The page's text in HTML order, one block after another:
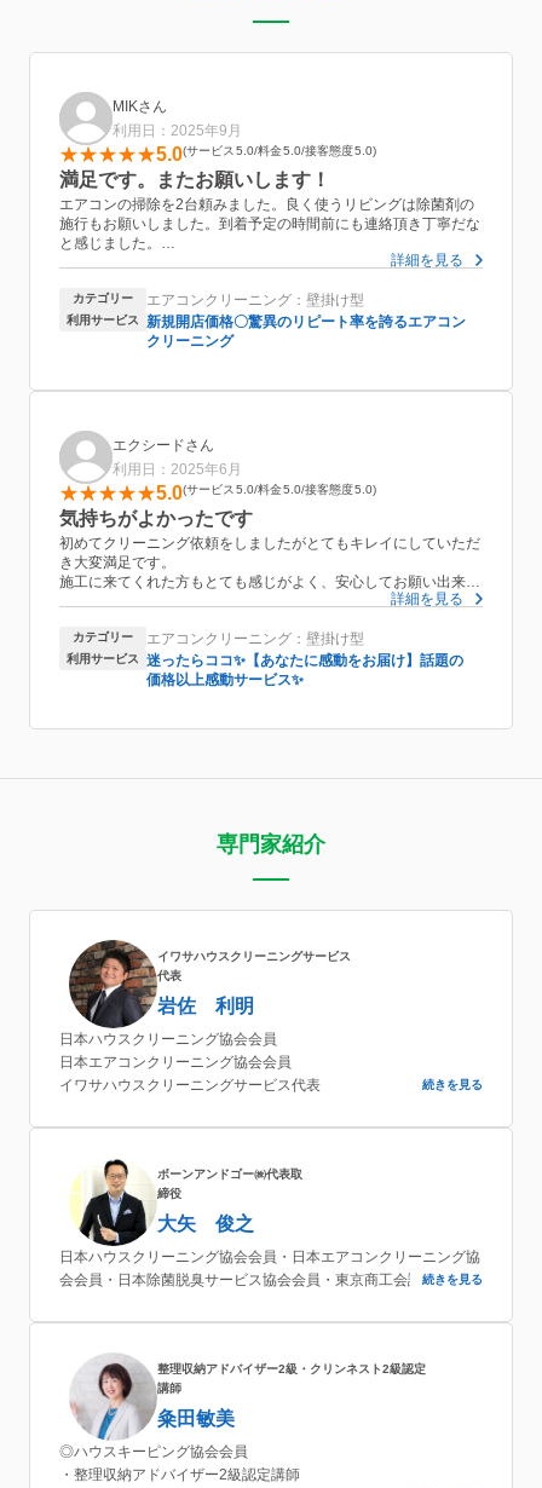
MIKさん
利用日：2025年9月
5.0 サービス 5.0 料金5.0 接客態度5.0
満足です。またお願いします！
エアコンの掃除を2台頼みました。良く使うリビングは除菌剤の
施行もお願いしました。到着予定の時間前にも連絡頂き丁寧だな
と感じました。
綺麗なスリッパを持参し、絨毯をスリッパで踏まないよう毎回気
きました。エアコンの黒カビは新品同様ピカピカになり、掃除で
出てきた水は思った以上に真っ黒で子供がびっくり思わず写真を
とってしまいました。お風呂の換気扇フィルターの掃除とトイレ
詳細を見る
カテゴリー エアコンクリーニング：壁掛け型
利用サービス
新規開店価格〇驚異のリピート率を誇るエアコン
クリーニング
エクシードさん
利用日：2025年6月
5.0 サービス 5.0 料金5.0 接客態度5.0
気持ちがよかったです
初めてクリーニング依頼をしましたがとてもキレイにしていただ
き大変満足です。
施工に来てくれた方もとても感じがよく、安心してお願い出来ま
イにしておきましたとおっしゃっていただき、とても嬉しかった
です。
クリーニングを依頼するときはまたおうちにプロを利用したいと
詳細を見る
カテゴリー エアコンクリーニング：壁掛け型
利用サービス
迷ったらココ✨【あなたに感動をお届け】話題の
価格以上感動サービス✨
専門家紹介
イワサハウスクリーニングサービス
代表
岩佐 利明
日本ハウスクリーニング協会会員
日本エアコンクリーニング協会会員
イワサハウスクリーニングサービス代表
続きを見る
ボーンアンドゴー㈱代表取
締役
大矢 俊之
日本ハウスクリーニング協会会員・日本エアコンクリーニング協
会会員・日本除菌脱臭サービス協会会員・東京商工会議所会員
続きを見る
整理収納アドバイザー2級・クリンネスト2級認定
講師
粂田敏美
◎ハウスキーピング協会会員
・整理収納アドバイザー2級認定講師